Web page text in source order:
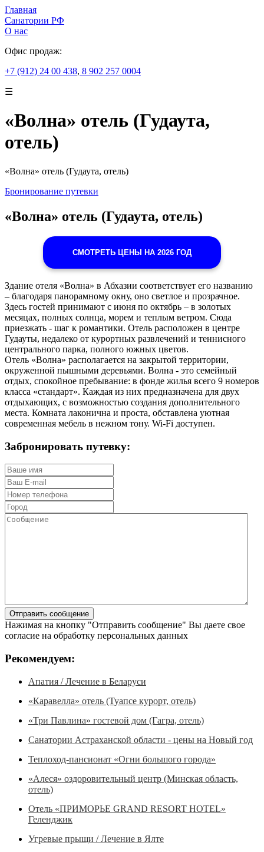
Главная
Санатории РФ
О нас
Офис продаж:
+7 (912) 24 00 438, 8 902 257 0004
☰
«Волна» отель (Гудаута,
отель)
«Волна» отель (Гудаута, отель)
Бронирование путевки
«Волна» отель (Гудаута, отель)
СМОТРЕТЬ ЦЕНЫ НА 2026 ГОД
Здание отеля «Волна» в Абхазии соответствует его названию
– благодаря панорамному окну, оно светлое и прозрачное.
Здесь гостей принимают с июня по октябрь – в золотых
месяцах, полных солнца, морем и теплым ветром. Сюда
приезжать - шаг к романтики. Отель расположен в центре
Гудауты, недалеко от курортных развлечений и теннисного
центрального парка, полного южных цветов.
Отель «Волна» располагается на закрытой территории,
окруженной пышными деревьями. Волна - это семейный
отдых, спокойное пребывание: в фонде жилья всего 9 номеров
класса «стандарт». Каждая из них предназначена для двух
отдыхающих, с возможностью создания дополнительного
места. Комната лаконична и проста, обставлена уютная
современная мебель в нежном тону. Wi-Fi доступен.
Забронировать путевку:
Нажимая на кнопку "Отправить сообщение" Вы даете свое
согласие на обработку персональных данных
Рекомендуем:
Апатия / Лечение в Беларуси
«Каравелла» отель (Туапсе курорт, отель)
«Три Павлина» гостевой дом (Гагра, отель)
Санатории Астраханской области - цены на Новый год
Теплоход-пансионат «Огни большого города»
«Алеся» оздоровительный центр (Минская область,
отель)
Отель «ПРИМОРЬЕ GRAND RESORT HOTEL»
Геленджик
Угревые прыщи / Лечение в Ялте